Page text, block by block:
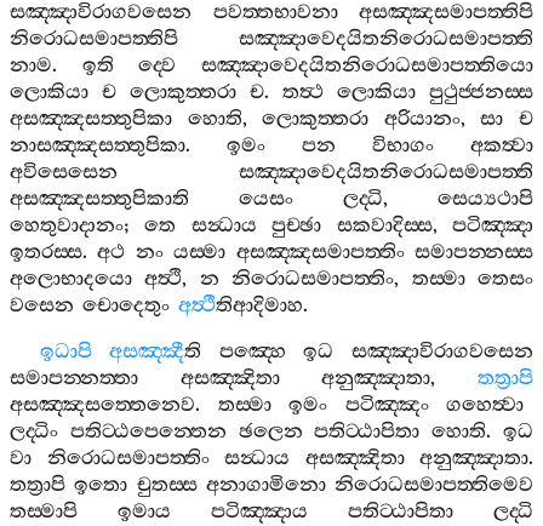
සඤ‍්ඤාවිරාගවසෙන
පවත‍්තභාවනා
අසඤ‍්ඤසමාපත‍්තිපි
නිරොධසමාපත‍්තිපි
සඤ‍්ඤාවෙදයිතනිරොධසමාපත‍්ති
නාම. ඉති ද‍්වෙ
සඤ‍්ඤාවෙදයිතනිරොධසමාපත‍්තියො
ලොකියා ච ලොකුත‍්තරා ච. තත්‍ථ ලොකියා පුථුජ‍්ජනස‍්ස
අසඤ‍්ඤසත‍්තුපිකා
හොති,ලොකුත‍්තරා අරියානං,සා
ච
නාසඤ‍්ඤසත‍්තුපිකා. ඉමං පන විභාගං
අකත්‍වා
අවිසෙසෙන
සඤ‍්ඤාවෙදයිතනිරොධසමාපත‍්ති
අසඤ‍්ඤසත‍්තුපිකාති
යෙසං ලද‍්ධි, සෙය්‍යථාපි
හෙතුවාදානං;තෙ සන්‍ධාය පුච‍්ඡා සකවාදිස‍්ස,පටිඤ‍්ඤා
ඉතරස‍්ස.අථ නං යස‍්මා අසඤ‍්ඤසමාපත‍්තිං සමාපන‍්නස‍්ස
අලොභාදයො අත්‍ථි, න නිරොධසමාපත‍්තිං, තස‍්මා තෙසං
වසෙන චොදෙතුං අත්‍ථීතිආදිමාහ.
ඉධාපි
අසඤ‍්ඤීති පඤ‍්හෙ ඉධ
සඤ‍්ඤාවිරාගවසෙන
සමාපන‍්නත‍්තා
අසඤ‍්ඤිතා අනුඤ‍්ඤාතා,තත්‍රාපි
අසඤ‍්ඤසත‍්තෙනෙව. තස‍්මා ඉමං පටිඤ‍්ඤං
ගහෙත්‍වා
ලද‍්ධිං පතිට‍්ඨපෙන‍්තෙන ඡලෙන පතිට‍්ඨාපිතා හොති.ඉධ
වා
නිරොධසමාපත‍්තිං සන්‍ධාය අසඤ‍්ඤිතා අනුඤ‍්ඤාතා.
තත්‍රාපි ඉතො චුතස‍්ස අනාගාමිනො නිරොධසමාපත‍්තිමෙව
තස‍්මාපි
ඉමාය පටිඤ‍්ඤාය පතිට‍්ඨාපිතා
ලද‍්ධි